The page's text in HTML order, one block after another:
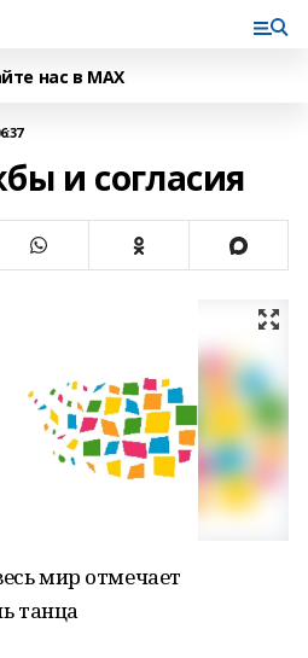
нас в MAX
и согласия
мир отмечает
танца